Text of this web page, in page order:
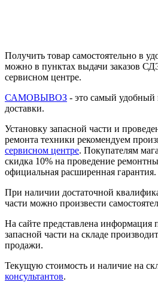
Получить товар самостоятельно в
можно в пунктах выдачи заказов
сервисном центре.
САМОВЫВОЗ - это самый
доставки.
Установку запасной части и
ремонта техники рекомендуем
сервисном центре. Покупателям
скидка 10% на проведение
официальная расширенная гарантия.
При наличии достаточной
части можно произвести
На сайте представлена
запасной части на складе
продажи.
Текущую стоимость и наличие на
консультантов.